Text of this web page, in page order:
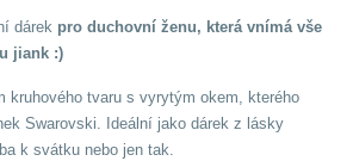
dárek pro duchovní ženu, která vnímá vše
jiank :)
kruhového tvaru s vyrytým okem, kterého
Swarovski. Ideální jako dárek z lásky
k svátku nebo jen tak.